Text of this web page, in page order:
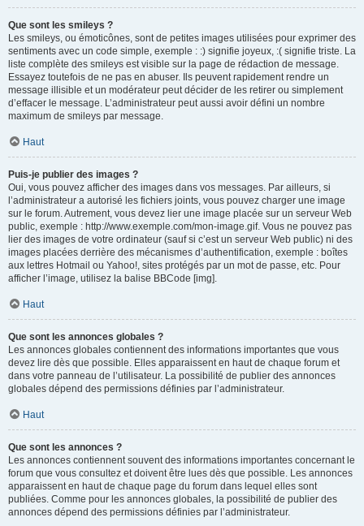
Que sont les smileys ?
Les smileys, ou émoticônes, sont de petites images utilisées pour exprimer des
sentiments avec un code simple, exemple : :) signifie joyeux, :( signifie triste. La
liste complète des smileys est visible sur la page de rédaction de message.
Essayez toutefois de ne pas en abuser. Ils peuvent rapidement rendre un
message illisible et un modérateur peut décider de les retirer ou simplement
d’effacer le message. L’administrateur peut aussi avoir défini un nombre
maximum de smileys par message.
Haut
Puis-je publier des images ?
Oui, vous pouvez afficher des images dans vos messages. Par ailleurs, si
l’administrateur a autorisé les fichiers joints, vous pouvez charger une image
sur le forum. Autrement, vous devez lier une image placée sur un serveur Web
public, exemple : http://www.exemple.com/mon-image.gif. Vous ne pouvez pas
lier des images de votre ordinateur (sauf si c’est un serveur Web public) ni des
images placées derrière des mécanismes d’authentification, exemple : boîtes
aux lettres Hotmail ou Yahoo!, sites protégés par un mot de passe, etc. Pour
afficher l’image, utilisez la balise BBCode [img].
Haut
Que sont les annonces globales ?
Les annonces globales contiennent des informations importantes que vous
devez lire dès que possible. Elles apparaissent en haut de chaque forum et
dans votre panneau de l’utilisateur. La possibilité de publier des annonces
globales dépend des permissions définies par l’administrateur.
Haut
Que sont les annonces ?
Les annonces contiennent souvent des informations importantes concernant le
forum que vous consultez et doivent être lues dès que possible. Les annonces
apparaissent en haut de chaque page du forum dans lequel elles sont
publiées. Comme pour les annonces globales, la possibilité de publier des
annonces dépend des permissions définies par l’administrateur.